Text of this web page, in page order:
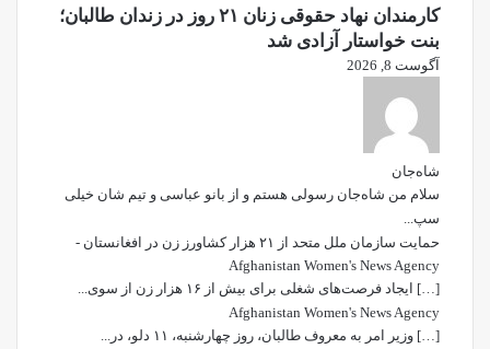
کارمندان نهاد حقوقی زنان ۲۱ روز در زندان طالبان؛
بنت خواستار آزادی شد
آگوست 8, 2026
شاه‌جان
سلام من شاه‌جان رسولی هستم و از بانو عباسی و تیم شان خیلی
سپ...
حمایت سازمان ملل متحد از ۲۱ هزار کشاورز زن در افغانستان -
Afghanistan Women's News Agency
[…] ایجاد فرصت‌های شغلی برای بیش از ۱۶ هزار زن از سوی...
Afghanistan Women's News Agency
[…] وزیر امر به معروف طالبان، روز چهارشنبه، ۱۱ دلو، در...